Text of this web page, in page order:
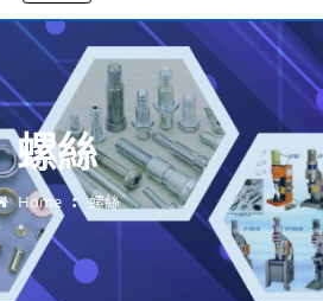
螺絲
Home 螺絲